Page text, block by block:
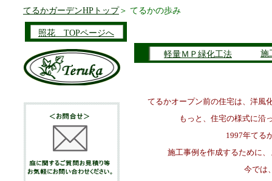
てるかオープン前の住宅は、洋風
もっと、住宅の様式に沿
1997年てる
施工事例を作成するために、
今では
軽量ＭＰ緑化工法 施
照花 TOPページへ
てるかガーデンHPトップ＞ てるかの歩み